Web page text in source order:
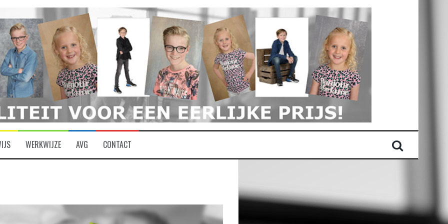
WERKWIJZE AVG CONTACT